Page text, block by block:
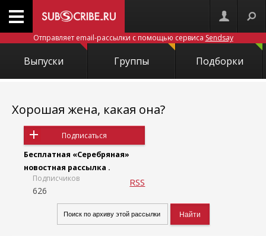
Отправляет email-рассылки с помощью сервиса Sendsay
Выпуски Группы Подборки
Хорошая жена, какая она?
Подписаться
Бесплатная «Серебряная»
новостная рассылка .
Подписчиков
626
RSS